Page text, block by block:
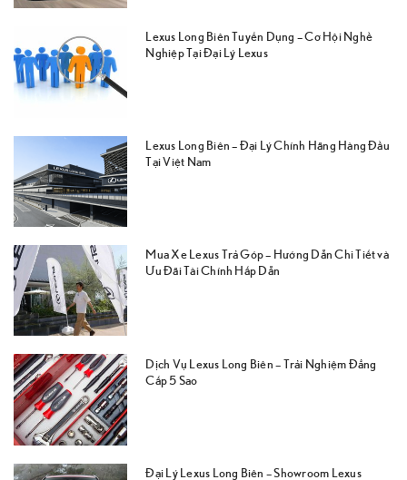
Lexus Long Biên Tuyển Dụng – Cơ Hội Nghề
Nghiệp Tại Đại Lý Lexus
Lexus Long Biên – Đại Lý Chính Hãng Hàng Đầu
Tại Việt Nam
Mua Xe Lexus Trả Góp – Hướng Dẫn Chi Tiết và
Ưu Đãi Tài Chính Hấp Dẫn
Dịch Vụ Lexus Long Biên – Trải Nghiệm Đẳng
Cấp 5 Sao
Đại Lý Lexus Long Biên – Showroom Lexus